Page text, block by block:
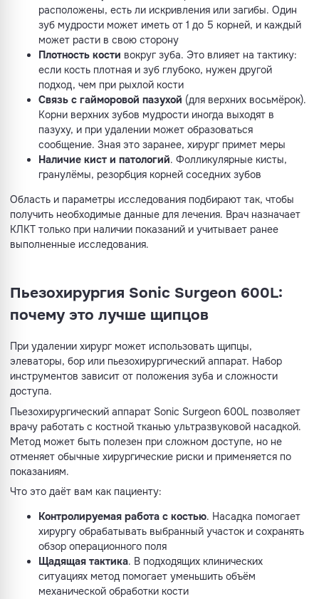
расположены, есть ли искривления или загибы. Один
зуб мудрости может иметь от 1 до 5 корней, и каждый
может расти в свою сторону
Плотность кости вокруг зуба. Это влияет на тактику:
если кость плотная и зуб глубоко, нужен другой
подход, чем при рыхлой кости
Связь с гайморовой пазухой (для верхних восьмёрок).
Корни верхних зубов мудрости иногда выходят в
пазуху, и при удалении может образоваться
сообщение. Зная это заранее, хирург примет меры
Наличие кист и патологий. Фолликулярные кисты,
гранулёмы, резорбция корней соседних зубов
Область и параметры исследования подбирают так, чтобы
получить необходимые данные для лечения. Врач назначает
КЛКТ только при наличии показаний и учитывает ранее
выполненные исследования.
Пьезохирургия Sonic Surgeon 600L:
почему это лучше щипцов
При удалении хирург может использовать щипцы,
элеваторы, бор или пьезохирургический аппарат. Набор
инструментов зависит от положения зуба и сложности
доступа.
Пьезохирургический аппарат Sonic Surgeon 600L позволяет
врачу работать с костной тканью ультразвуковой насадкой.
Метод может быть полезен при сложном доступе, но не
отменяет обычные хирургические риски и применяется по
показаниям.
Что это даёт вам как пациенту:
Контролируемая работа с костью. Насадка помогает
хирургу обрабатывать выбранный участок и сохранять
обзор операционного поля
Щадящая тактика. В подходящих клинических
ситуациях метод помогает уменьшить объём
механической обработки кости